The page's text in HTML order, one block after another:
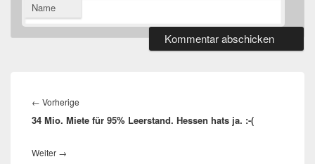
Name
← Vorherige
Beitrag:
34 Mio. Miete für 95% Leerstand. Hessen hats ja. :-(
Weiter →